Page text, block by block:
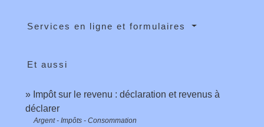
Services en ligne et formulaires
Et aussi
Impôt sur le revenu : déclaration et revenus à
déclarer
Argent - Impôts - Consommation